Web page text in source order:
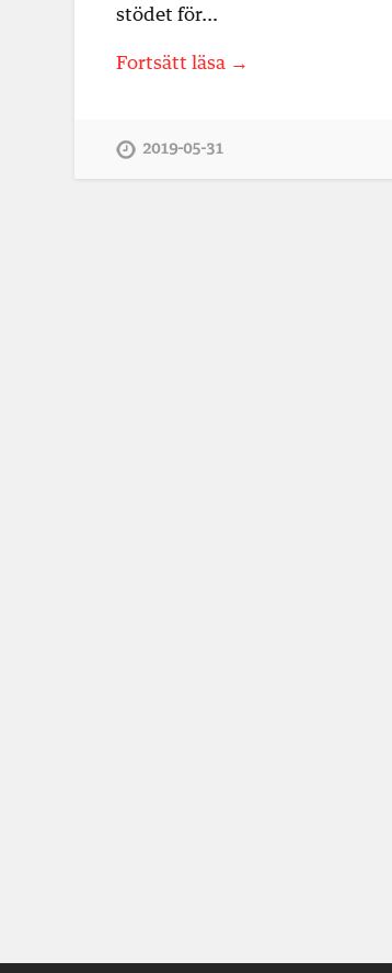
stödet för…
Fortsätt läsa →
2019-05-31